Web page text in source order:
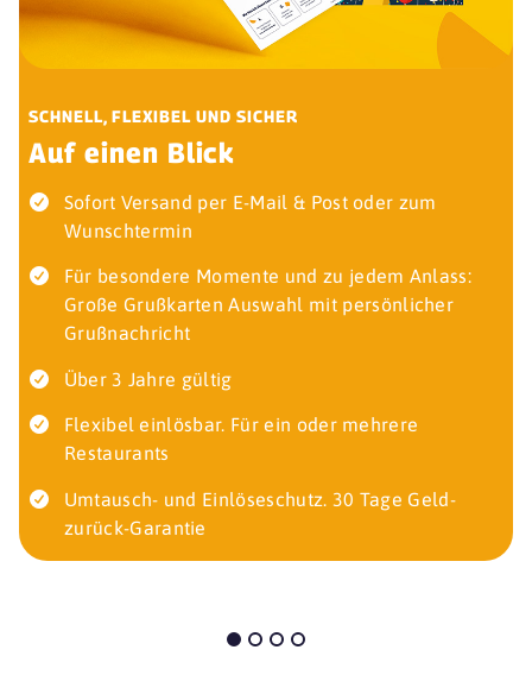
SCHNELL, FLEXIBEL UND SICHER
Auf einen Blick
Sofort Versand per E-Mail & Post oder zum
Wunschtermin
Für besondere Momente und zu jedem Anlass:
Große Grußkarten Auswahl mit persönlicher
Grußnachricht
Über 3 Jahre gültig
Flexibel einlösbar. Für ein oder mehrere
Restaurants
Umtausch- und Einlöseschutz. 30 Tage Geld-
zurück-Garantie